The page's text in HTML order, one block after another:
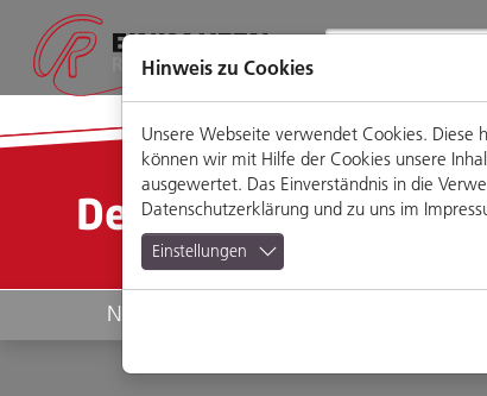
Seiteninhalt
Hauptmenü
Footermenü
Website-
Suche
Detailansicht
News
Hinweis zu Cookies
Unsere Webseite verwendet Cookies.
können wir mit Hilfe der Cookies unsere
ausgewertet. Das Einverständnis in die
Datenschutzerklärung und zu uns im
Einstellungen